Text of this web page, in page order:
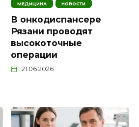
МЕДИЦИНА НОВОСТИ
В онкодиспансере
Рязани проводят
высокоточные
операции
21.06.2026